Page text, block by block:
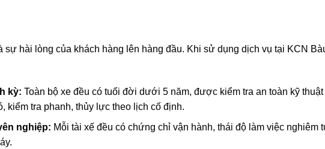
sự hài lòng của khách hàng lên hàng đầu. Khi sử dụng dịch vụ tại KCN
kỳ: Toàn bộ xe đều có tuổi đời dưới 5 năm, được kiểm tra an toàn kỹ
kiểm tra phanh, thủy lực theo lịch cố định.
nghiệp: Mỗi tài xế đều có chứng chỉ vận hành, thái độ làm việc nghiêm